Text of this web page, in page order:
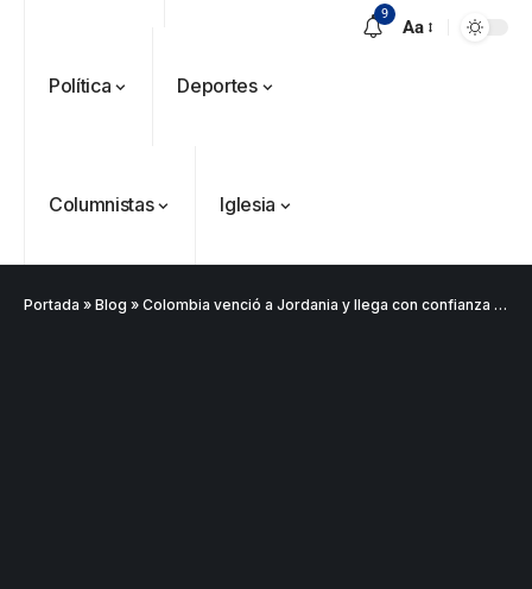
Política Deportes
Columnistas Iglesia
9
Aa
Portada » Blog » Colombia venció a Jordania y llega con confianza al Mundial 2026